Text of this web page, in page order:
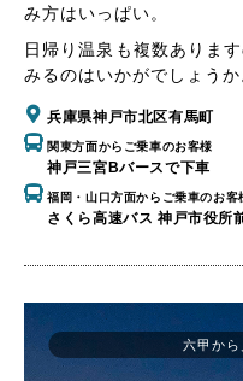
み方はいっぱい。
日帰り温泉も複数ありま
みるのはいかがでしょうか
兵庫県神戸市北区有馬町
関東方面からご乗車のお客様
神戸三宮Bバースで下車
福岡・山口方面からご乗車のお客
さくら高速バス 神戸市役所
六甲か